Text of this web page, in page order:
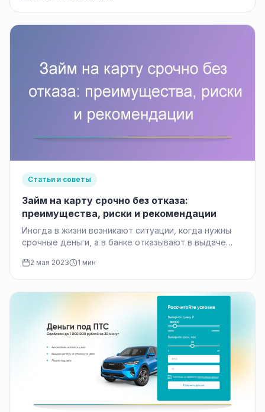
Статьи и советы
Займ на карту срочно без отказа:
преимущества, риски и рекомендации
Иногда в жизни возникают ситуации, когда нужны
срочные деньги, а в банке отказывают в выдаче
2 мая 2023 1 мин